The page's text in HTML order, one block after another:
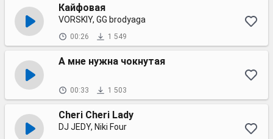
Кайфовая
VORSKIY, GG brodyaga
00:26 1 549
А мне нужна чокнутая
00:33 1 503
Cheri Cheri Lady
DJ JEDY, Niki Four